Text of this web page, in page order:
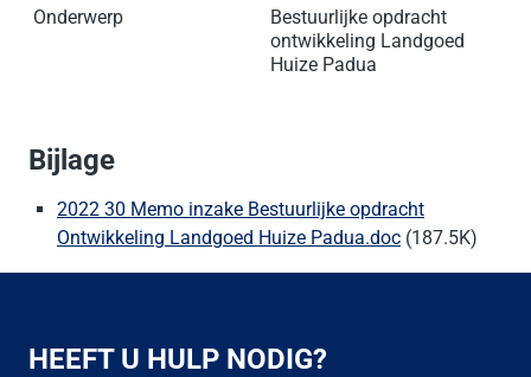
Onderwerp
Bestuurlijke opdracht
ontwikkeling Landgoed
Huize Padua
Bijlage
2022 30 Memo inzake Bestuurlijke opdracht
Ontwikkeling Landgoed Huize Padua.doc (187.5K)
HEEFT U HULP NODIG?